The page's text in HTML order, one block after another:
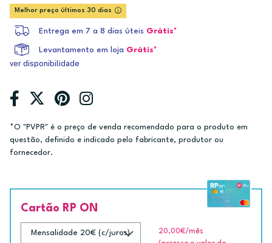
Melhor preço últimos 30 dias
Entrega em 7 a 8 dias úteis Grátis*
Levantamento em loja Grátis*
ver disponibilidade
*O "PVPR" é o preço de venda recomendado para o produto em
questão, definido e indicado pelo fabricante, produtor ou
fornecedor.
Cartão RP ON
20,00€/mês